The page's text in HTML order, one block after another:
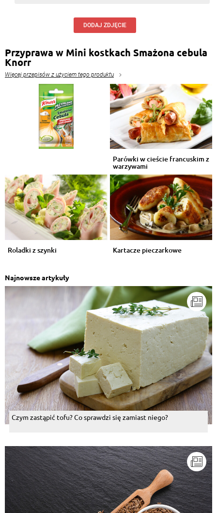
DODAJ ZDJĘCIE
Przyprawa w Mini kostkach Smażona cebula
Knorr
Więcej przepisów z użyciem tego produktu
Parówki w cieście francuskim z
warzywami
Roladki z szynki Kartacze pieczarkowe
Najnowsze artykuły
Czym zastąpić tofu? Co sprawdzi się zamiast niego?